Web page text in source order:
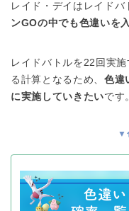
レイド・デイはレイドバ
ンGOの中でも色違いを
レイドバトルを22回実
る計算となるため、色違
に実施していきたいです
▼